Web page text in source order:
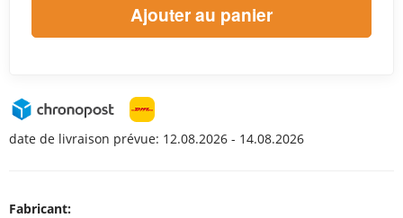
Ajouter au panier
date de livraison prévue: 12.08.2026 - 14.08.2026
Fabricant: